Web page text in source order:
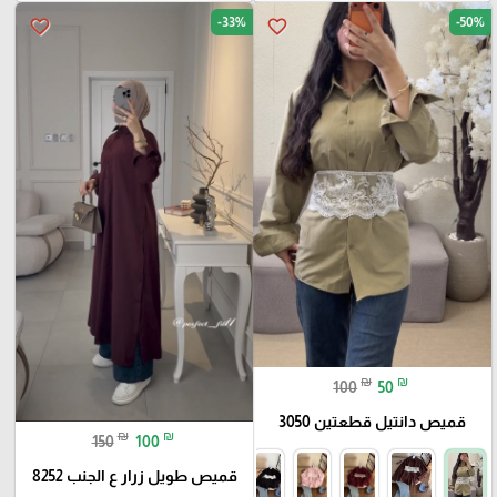
favorite_border -50%
100 ₪ 50 ₪
قميص دانتيل قطعتين 3050
favorite_border -33%
150 ₪ 100 ₪
قميص طويل زرار ع الجنب 8252